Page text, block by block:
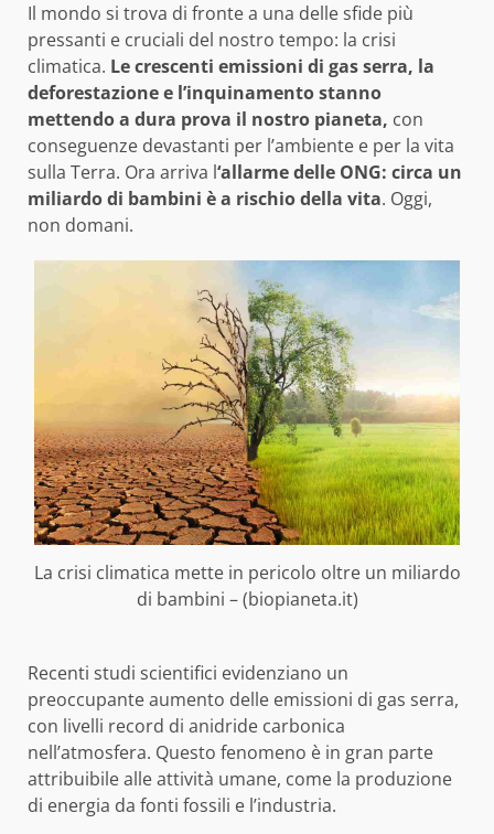
Il mondo si trova di fronte a una delle sfide più
pressanti e cruciali del nostro tempo: la crisi
climatica. Le crescenti emissioni di gas serra, la
deforestazione e l’inquinamento stanno
mettendo a dura prova il nostro pianeta, con
conseguenze devastanti per l’ambiente e per la vita
sulla Terra. Ora arriva l‘allarme delle ONG: circa un
miliardo di bambini è a rischio della vita. Oggi,
non domani.
La crisi climatica mette in pericolo oltre un miliardo
di bambini – (biopianeta.it)
Recenti studi scientifici evidenziano un
preoccupante aumento delle emissioni di gas serra,
con livelli record di anidride carbonica
nell’atmosfera. Questo fenomeno è in gran parte
attribuibile alle attività umane, come la produzione
di energia da fonti fossili e l’industria.